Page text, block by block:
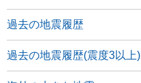
過去の地震履歴
過去の地震履歴(震度3以上)